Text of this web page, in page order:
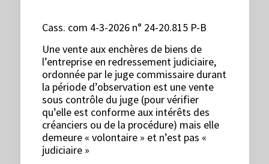
Cass. com 4-3-2026 n° 24-20.815 P-B
Une vente aux enchères de biens de
l’entreprise en redressement judiciaire,
ordonnée par le juge commissaire durant
la période d’observation est une vente
sous contrôle du juge (pour vérifier
qu’elle est conforme aux intérêts des
créanciers ou de la procédure) mais elle
demeure « volontaire » et n’est pas «
judiciaire »